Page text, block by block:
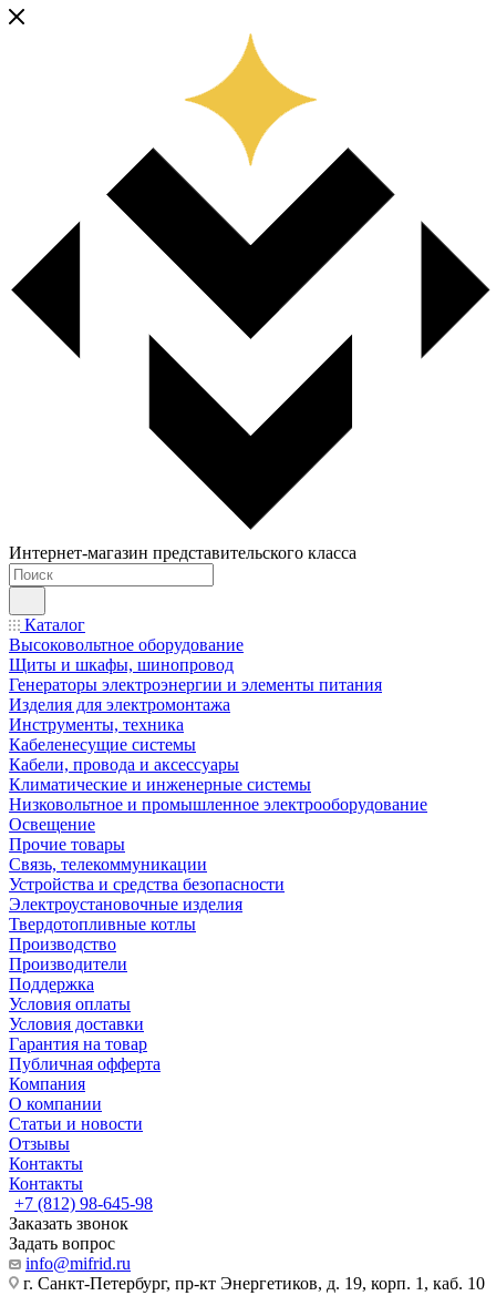
Интернет-магазин представительского класса
Каталог
Высоковольтное оборудование
Щиты и шкафы, шинопровод
Генераторы электроэнергии и элементы питания
Изделия для электромонтажа
Инструменты, техника
Кабеленесущие системы
Кабели, провода и аксессуары
Климатические и инженерные системы
Низковольтное и промышленное электрооборудование
Освещение
Прочие товары
Связь, телекоммуникации
Устройства и средства безопасности
Электроустановочные изделия
Твердотопливные котлы
Производство
Производители
Поддержка
Условия оплаты
Условия доставки
Гарантия на товар
Публичная офферта
Компания
О компании
Статьи и новости
Отзывы
Контакты
Контакты
+7 (812) 98-645-98
Заказать звонок
Задать вопрос
info@mifrid.ru
г. Санкт-Петербург, пр-кт Энергетиков, д. 19, корп. 1, каб. 10